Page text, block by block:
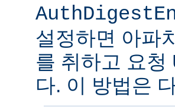
설정하면 아파
를 취하고 요청
다. 이 방법은